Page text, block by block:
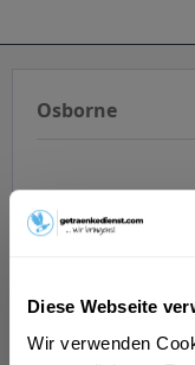
Diese Webseite
Wir verwenden
Osborne
Lass dir die